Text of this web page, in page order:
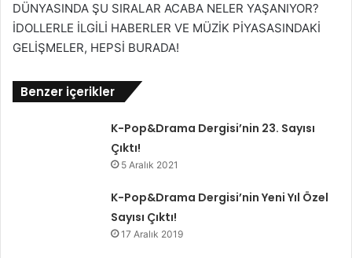
DÜNYASINDA ŞU SIRALAR ACABA NELER YAŞANIYOR?
İDOLLERLE İLGİLİ HABERLER VE MÜZİK PİYASASINDAKİ
GELİŞMELER, HEPSİ BURADA!
Benzer içerikler
K-Pop&Drama Dergisi’nin 23. Sayısı
Çıktı!
5 Aralık 2021
K-Pop&Drama Dergisi’nin Yeni Yıl Özel
Sayısı Çıktı!
17 Aralık 2019